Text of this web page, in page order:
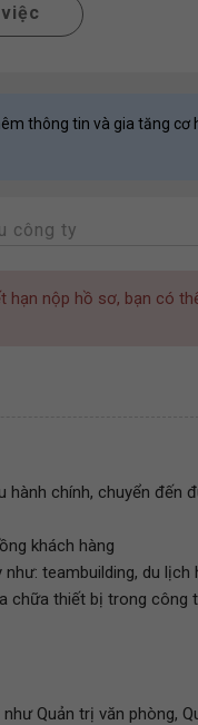
thông tin và gia tăng cơ
công ty
hạn nộp hồ sơ, bạn có
hành chính, chuyển đến
khách hàng
teambuilding, du lịch
chữa thiết bị trong công
Quản trị văn phòng,